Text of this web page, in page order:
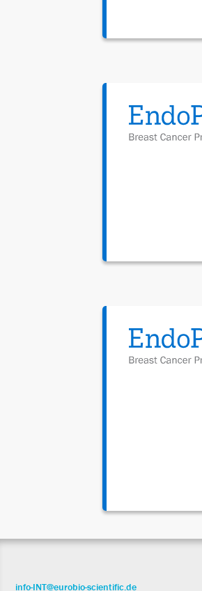
info-INT@eurobio-scientific.de